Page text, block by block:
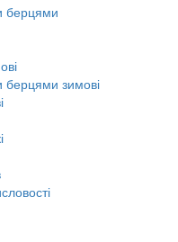
берцями
берцями зимові